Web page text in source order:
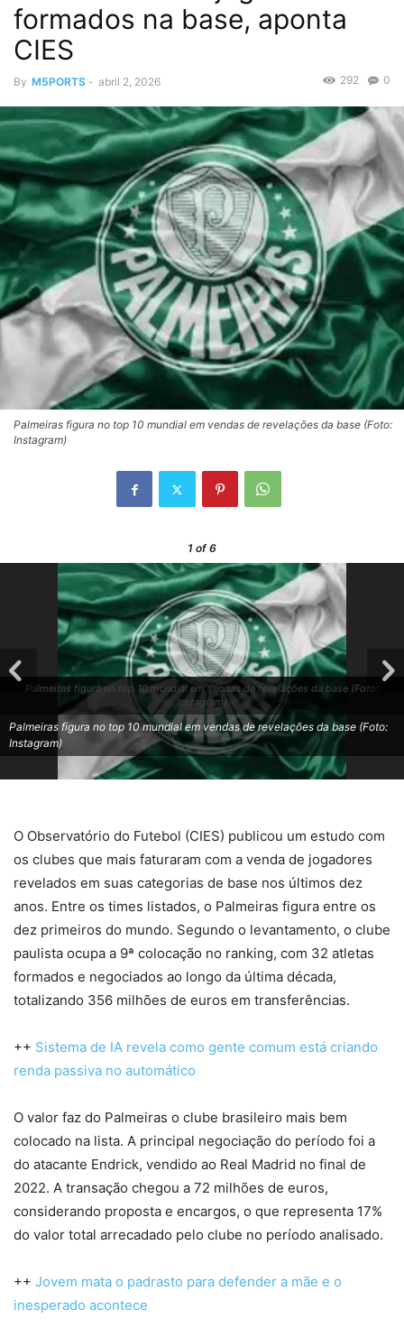
formados na base, aponta
CIES
By M5PORTS - abril 2, 2026 0
292
Palmeiras figura no top 10 mundial em vendas de revelações da base (Foto:
Instagram)
1 of 6
Palmeiras figura no top 10 mundial em vendas de revelações da base (Foto:
Instagram)
Palmeiras figura no top 10 mundial em vendas de revelações da base (Foto:
Instagram)
O Observatório do Futebol (CIES) publicou um estudo com
os clubes que mais faturaram com a venda de jogadores
revelados em suas categorias de base nos últimos dez
anos. Entre os times listados, o Palmeiras figura entre os
dez primeiros do mundo. Segundo o levantamento, o clube
paulista ocupa a 9ª colocação no ranking, com 32 atletas
formados e negociados ao longo da última década,
totalizando 356 milhões de euros em transferências.
++ Sistema de IA revela como gente comum está criando
renda passiva no automático
O valor faz do Palmeiras o clube brasileiro mais bem
colocado na lista. A principal negociação do período foi a
do atacante Endrick, vendido ao Real Madrid no final de
2022. A transação chegou a 72 milhões de euros,
considerando proposta e encargos, o que representa 17%
do valor total arrecadado pelo clube no período analisado.
++ Jovem mata o padrasto para defender a mãe e o
inesperado acontece